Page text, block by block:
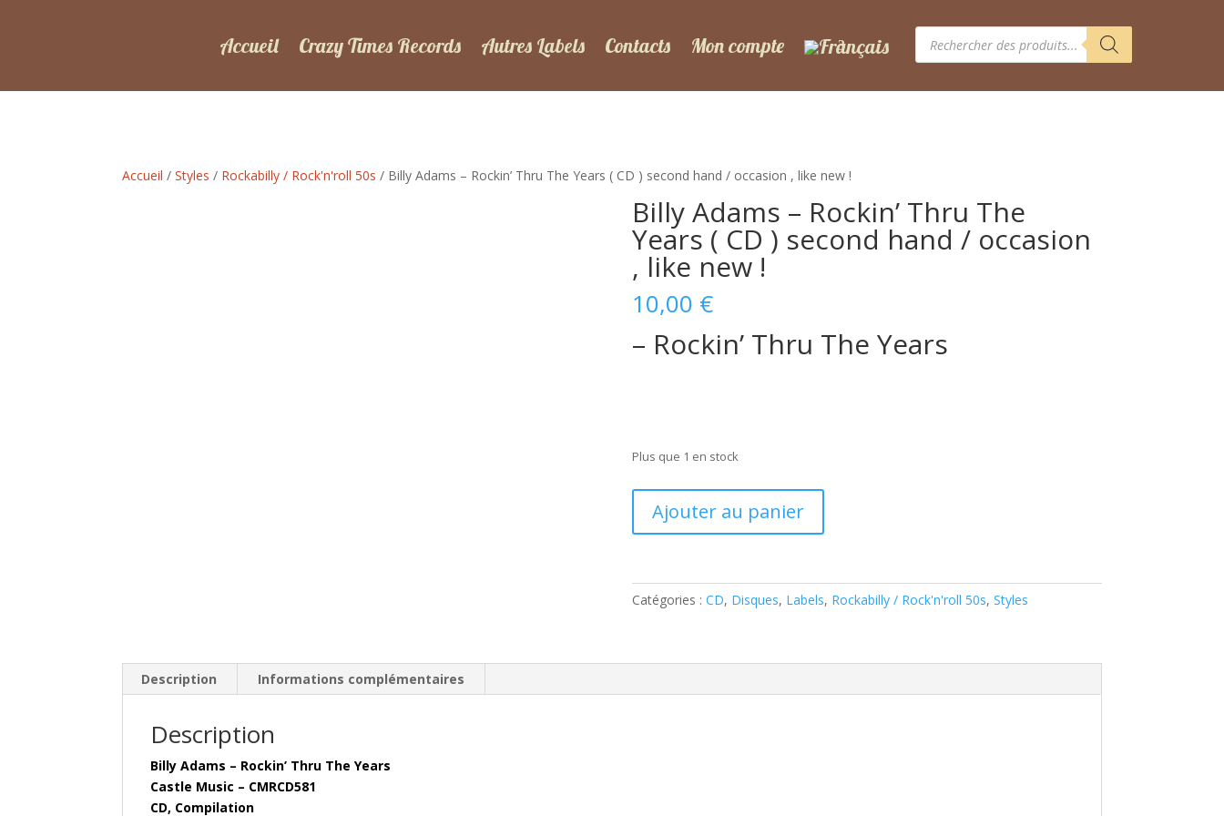
Accueil Crazy Times Records Autres Labels Contacts Mon compte
Recherche
produits
Accueil /Styles / Rockabilly / Rock'n'roll 50s / Billy Adams – Rockin’ Thru The Years ( CD ) second hand / occasion , like new !
Billy Adams – Rockin’ Thru The
Years ( CD ) second hand / occasion
, like new !
10,00 €
– Rockin’ Thru The Years
Plus que 1 en stock
Billy
–
Rockin'
Years
Ajouter au panier
Catégories : CD, Disques, Labels, Rockabilly / Rock'n'roll 50s, Styles
Description Informations complémentaires
Description
Billy Adams – Rockin’ Thru The Years
Castle Music – CMRCD581
CD, Compilation